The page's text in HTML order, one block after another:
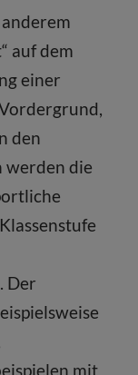
auf dem
einer
den
werden die
Der
mit